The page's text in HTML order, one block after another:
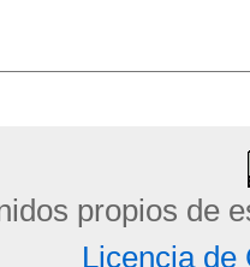
propios de
Licencia de